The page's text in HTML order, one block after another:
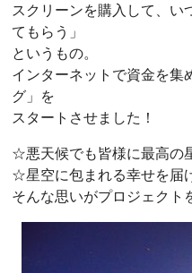
スクリーンを購入して、い
てもらう」
というもの。
インターネットで資金を集
グ」を
スタートさせました！
☆悪天候でも皆様に最高の
☆星空に包まれる幸せを届
そんな思いがプロジェクト